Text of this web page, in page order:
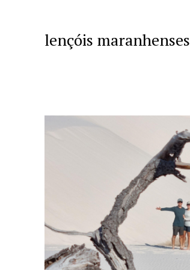
lençóis maranhenses